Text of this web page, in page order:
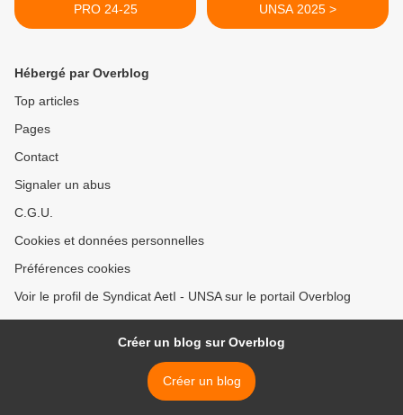
PRO 24-25
UNSA 2025 >
Hébergé par Overblog
Top articles
Pages
Contact
Signaler un abus
C.G.U.
Cookies et données personnelles
Préférences cookies
Voir le profil de Syndicat AetI - UNSA sur le portail Overblog
Créer un blog sur Overblog
Créer un blog